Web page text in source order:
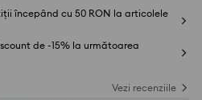
începând cu 50 RON la articolele
de -15% la următoarea
Vezi recenziile